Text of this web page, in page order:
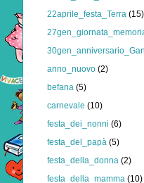
22aprile_festa_Terra (15)
anno_nuovo (2)
befana (5)
carnevale (10)
festa_dei_nonni (6)
festa_del_papà (5)
festa_della_donna (2)
festa_della_mamma (10)